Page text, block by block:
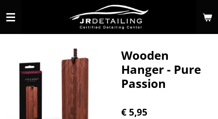
direct
Wooden
Hanger - Pure
Passion
€ 5,95